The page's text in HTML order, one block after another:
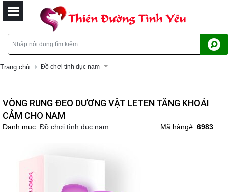
Trang chủ Đồ chơi tình dục nam
VÒNG RUNG ĐEO DƯƠNG VẬT LETEN TĂNG KHOÁI
CẢM CHO NAM
Mã hàng#: 6983
Danh mục: Đồ chơi tình dục nam